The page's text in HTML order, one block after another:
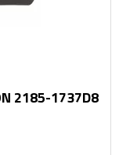
WĄŻ DO KOPARKI DOOSAN DEVELON 2185-1737D8